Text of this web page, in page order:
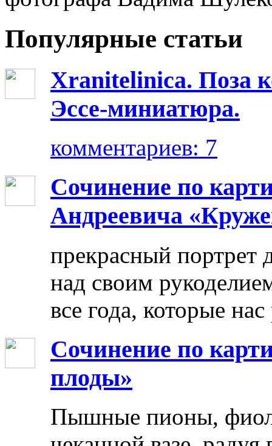
Популярные статьи
Xranitelinica. Поза
Эссе-миниатюра.
комментариев: 7
Сочинение по
Андреевича
прекрасный портрет
над своим
все года, которые
Сочинение по
плоды»
Пышные пионы,